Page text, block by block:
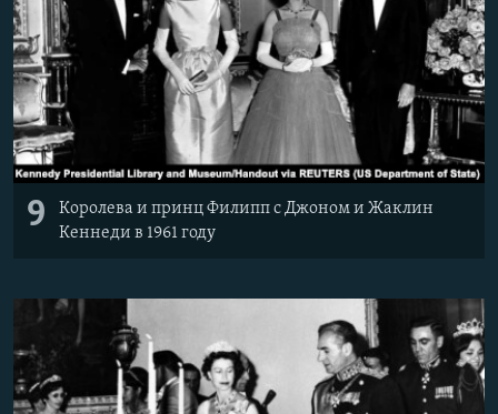
9
Королева и принц Филипп с Джоном и Жаклин
Кеннеди в 1961 году